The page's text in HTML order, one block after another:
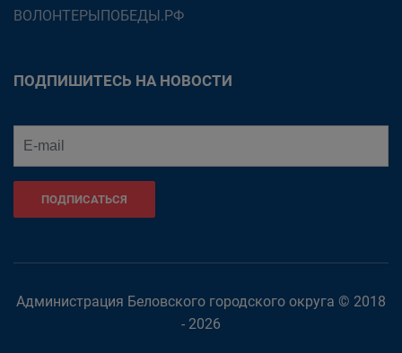
ВОЛОНТЕРЫПОБЕДЫ.РФ
ПОДПИШИТЕСЬ НА НОВОСТИ
ПОДПИСАТЬСЯ
Администрация Беловского городского округа © 2018
- 2026